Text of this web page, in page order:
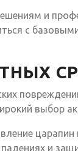
и
с
выбор
царапин
и